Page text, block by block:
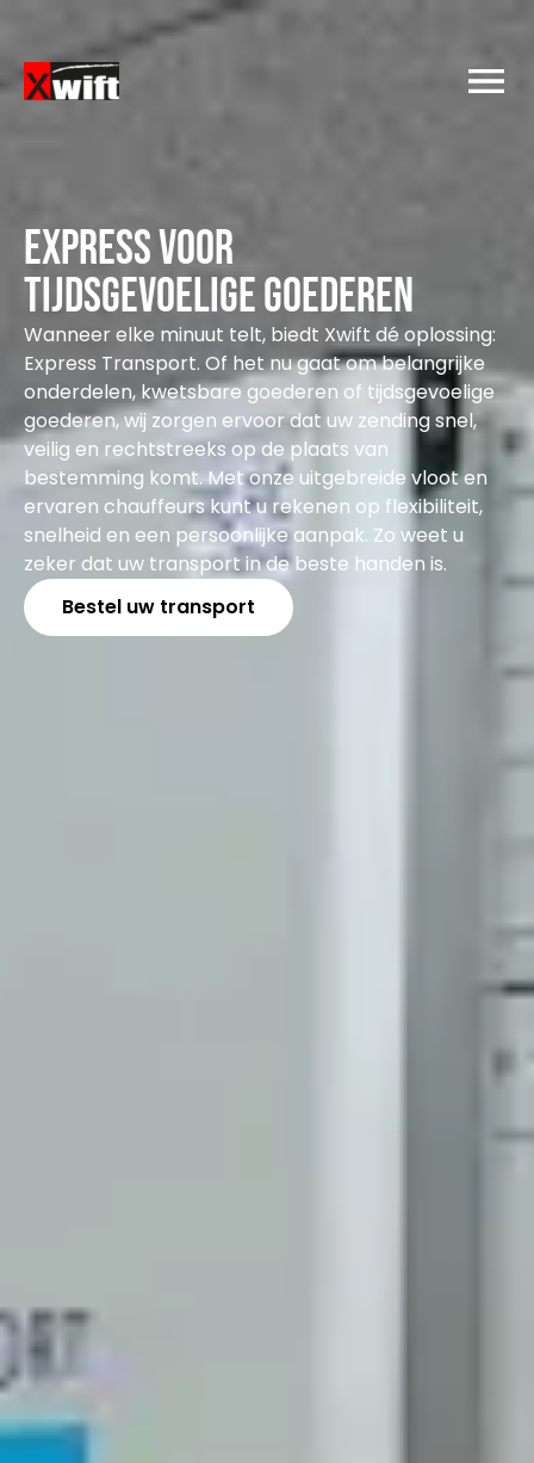
Express voor
tijdsgevoelige goederen
Wanneer elke minuut telt, biedt Xwift dé oplossing:
Express Transport. Of het nu gaat om belangrijke
onderdelen, kwetsbare goederen of tijdsgevoelige
goederen, wij zorgen ervoor dat uw zending snel,
veilig en rechtstreeks op de plaats van
bestemming komt. Met onze uitgebreide vloot en
ervaren chauffeurs kunt u rekenen op flexibiliteit,
snelheid en een persoonlijke aanpak. Zo weet u
zeker dat uw transport in de beste handen is.
Bestel uw transport